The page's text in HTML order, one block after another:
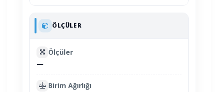
ÖLÇÜLER
Ölçüler
—
Birim Ağırlığı